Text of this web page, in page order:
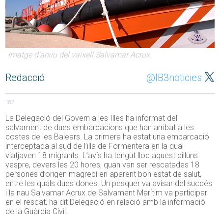
Imatge d'arxiu del vaixell Salvamar Acrux.
Redacció @IB3noticies
187
La Delegació del Govern a les Illes ha informat del
salvament de dues embarcacions que han arribat a les
costes de les Balears. La primera ha estat una embarcació
interceptada al sud de l’illa de Formentera en la qual
viatjaven 18 migrants. L’avís ha tengut lloc aquest dilluns
vespre, devers les 20 hores, quan van ser rescatades 18
persones d’origen magrebí en aparent bon estat de salut,
entre les quals dues dones. Un pesquer va avisar del succés
i la nau Salvamar Acrux de Salvament Marítim va participar
en el rescat, ha dit Delegació en relació amb la informació
de la Guàrdia Civil.